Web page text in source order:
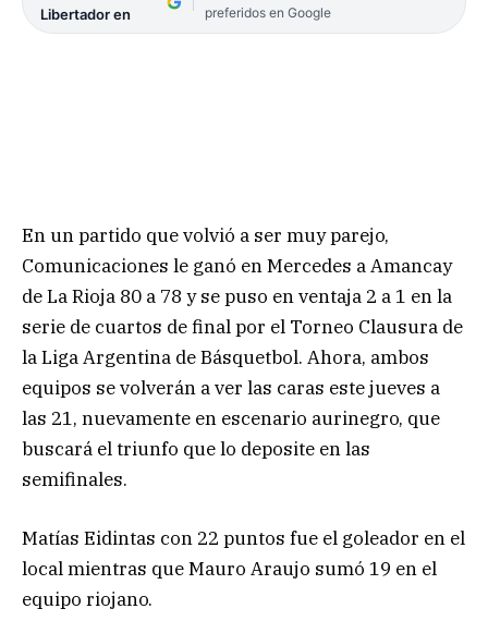
Libertador en
preferidos en Google
En un partido que volvió a ser muy parejo,
Comunicaciones le ganó en Mercedes a Amancay
de La Rioja 80 a 78 y se puso en ventaja 2 a 1 en la
serie de cuartos de final por el Torneo Clausura de
la Liga Argentina de Básquetbol. Ahora, ambos
equipos se volverán a ver las caras este jueves a
las 21, nuevamente en escenario aurinegro, que
buscará el triunfo que lo deposite en las
semifinales.
Matías Eidintas con 22 puntos fue el goleador en el
local mientras que Mauro Araujo sumó 19 en el
equipo riojano.